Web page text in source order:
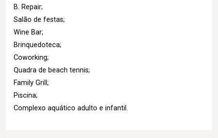
B. Repair;
Salão de festas;
Wine Bar;
Brinquedoteca;
Coworking;
Quadra de beach tennis;
Family Grill;
Piscina;
Complexo aquático adulto e infantil.